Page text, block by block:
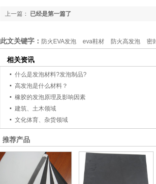
上一篇： 已经是第一篇了
此文关键字： 防火EVA发泡 eva鞋材 防火高发泡 密
相关资讯
什么是发泡材料?发泡制品?
高发泡是什么材料？
橡胶的发泡原理及影响因素
建筑、土木领域
文化体育、杂货领域
推荐产品